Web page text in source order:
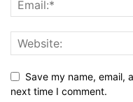
Save my name, email,
next time I comment.